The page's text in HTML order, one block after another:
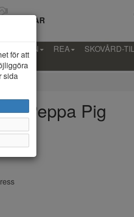
14 DAGAR
REA SKOVÅRD-
Peppa Pig
för att
sida